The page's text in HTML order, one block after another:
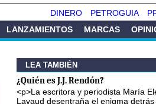
PETROGUIA
DINERO
LANZAMIENTOS MARCAS
LEA TAMBIÉN
¿Quién es J.J. Rendón?
<p>La escritora y periodista María
Lavaud desentraña el enigma detrás